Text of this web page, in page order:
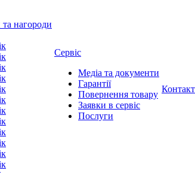
нагороди
Сервіс
Медіа та документи
Гарантії
Повернення товару
Заявки в сервіс
Послуги